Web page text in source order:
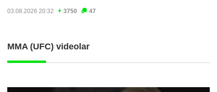
03.08.2026 20:32 3750 47
MMA (UFC) videolar